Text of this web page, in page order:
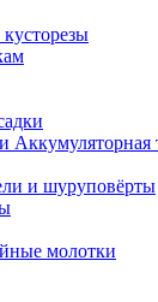
Аккумуляторная
и шуруповёрты
молотки